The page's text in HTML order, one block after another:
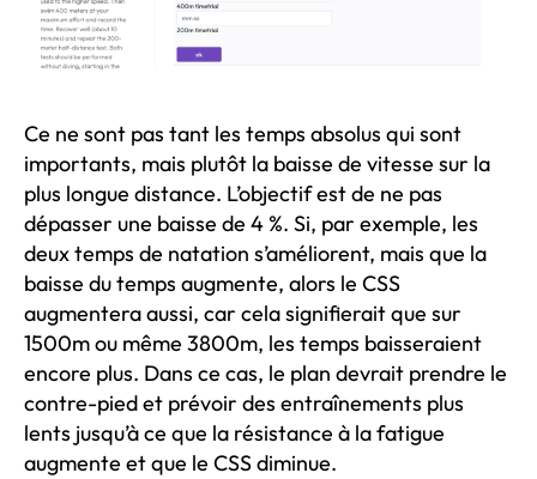
Ce ne sont pas tant les temps absolus qui sont
importants, mais plutôt la baisse de vitesse sur la
plus longue distance. L’objectif est de ne pas
dépasser une baisse de 4 %. Si, par exemple, les
deux temps de natation s’améliorent, mais que la
baisse du temps augmente, alors le CSS
augmentera aussi, car cela signifierait que sur
1500m ou même 3800m, les temps baisseraient
encore plus. Dans ce cas, le plan devrait prendre le
contre-pied et prévoir des entraînements plus
lents jusqu’à ce que la résistance à la fatigue
augmente et que le CSS diminue.